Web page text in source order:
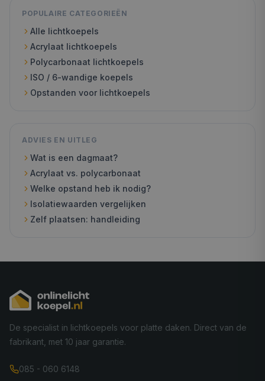
POPULAIRE CATEGORIEËN
Alle lichtkoepels
Acrylaat lichtkoepels
Polycarbonaat lichtkoepels
ISO / 6-wandige koepels
Opstanden voor lichtkoepels
ADVIES EN UITLEG
Wat is een dagmaat?
Acrylaat vs. polycarbonaat
Welke opstand heb ik nodig?
Isolatiewaarden vergelijken
Zelf plaatsen: handleiding
De specialist in lichtkoepels voor platte daken. Direct van de
fabrikant, met 10 jaar garantie.
085 - 060 6148